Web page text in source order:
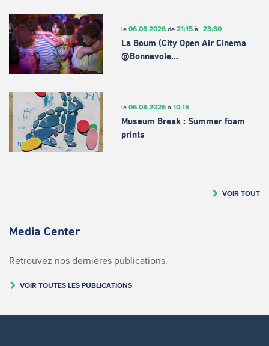
le 06.08.2026de 21:15à 23:30
La Boum (City Open Air Cinema
@Bonnevoie…
le 06.08.2026à 10:15
Museum Break : Summer foam
prints
VOIR TOUT
Media Center
Retrouvez nos dernières publications.
VOIR TOUTES LES PUBLICATIONS